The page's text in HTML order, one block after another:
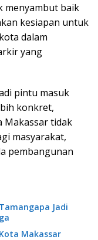
menyambut baik
kesiapan untuk
dalam
yang
pintu masuk
konkret,
Makassar tidak
masyarakat,
pembangunan
Jadi
Makassar